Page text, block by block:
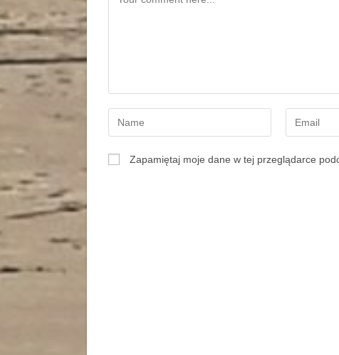
Zapamiętaj moje dane w tej przeglądarce